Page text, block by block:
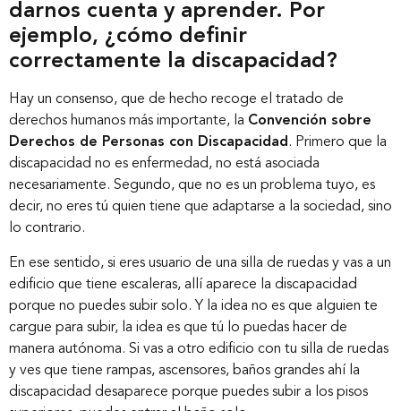
darnos cuenta y aprender. Por
ejemplo, ¿cómo definir
correctamente la discapacidad?
Hay un consenso, que de hecho recoge el tratado de
derechos humanos más importante, la Convención sobre
Derechos de Personas con Discapacidad. Primero que la
discapacidad no es enfermedad, no está asociada
necesariamente. Segundo, que no es un problema tuyo, es
decir, no eres tú quien tiene que adaptarse a la sociedad, sino
lo contrario.
En ese sentido, si eres usuario de una silla de ruedas y vas a un
edificio que tiene escaleras, allí aparece la discapacidad
porque no puedes subir solo. Y la idea no es que alguien te
cargue para subir, la idea es que tú lo puedas hacer de
manera autónoma. Si vas a otro edificio con tu silla de ruedas
y ves que tiene rampas, ascensores, baños grandes ahí la
discapacidad desaparece porque puedes subir a los pisos